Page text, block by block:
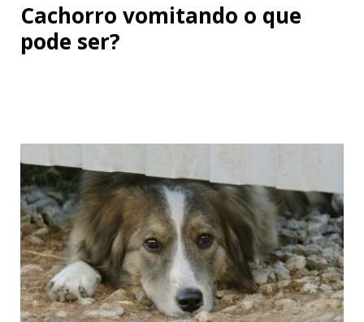
Cachorro vomitando o que
pode ser?